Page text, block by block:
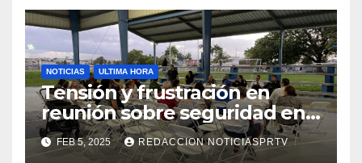
NOTICIAS ULTIMA HORA
Tensión y frustración en
reunión sobre seguridad en
Reparto Metropolitano
FEB 5, 2025 REDACCION NOTICIASPRTV